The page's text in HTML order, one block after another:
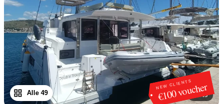
NEW CLIENTS
€100 voucher
1/49
Alle 49